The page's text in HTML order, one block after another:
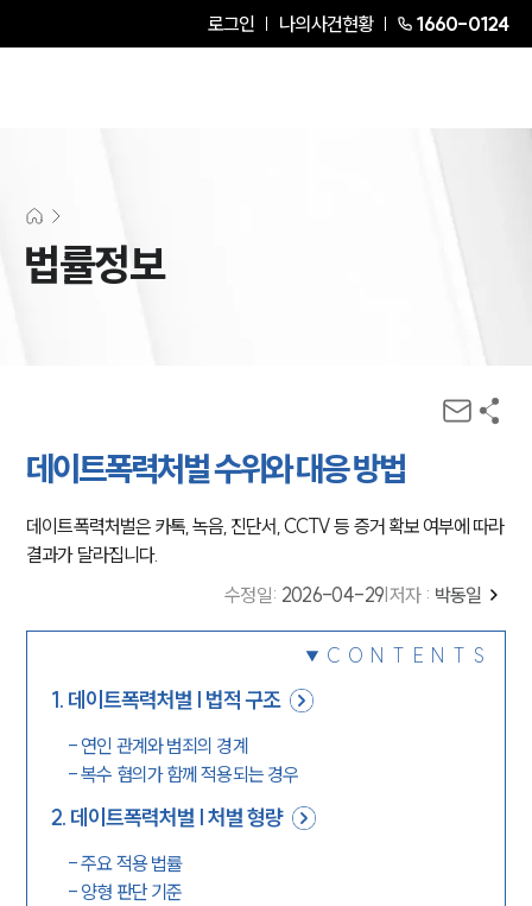
로그인 나의사건현황 1660-0124
법률정보
데이트폭력처벌 수위와 대응 방법
데이트폭력처벌은 카톡, 녹음, 진단서, CCTV 등 증거 확보 여부에 따라
결과가 달라집니다.
수정일: 2026-04-29 저자 : 박동일
CONTENTS
1. 데이트폭력처벌 | 법적 구조
-연인 관계와 범죄의 경계
-복수 혐의가 함께 적용되는 경우
2. 데이트폭력처벌 | 처벌 형량
-주요 적용 법률
- 양형 판단 기준